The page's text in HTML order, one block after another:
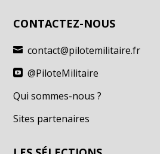
CONTACTEZ-NOUS
contact@pilotemilitaire.fr
@PiloteMilitaire
Qui sommes-nous ?
Sites partenaires